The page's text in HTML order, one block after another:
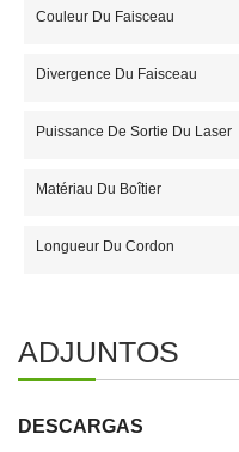
Couleur Du Faisceau
Divergence Du Faisceau
Puissance De Sortie Du Laser
Matériau Du Boîtier
Longueur Du Cordon
ADJUNTOS
DESCARGAS